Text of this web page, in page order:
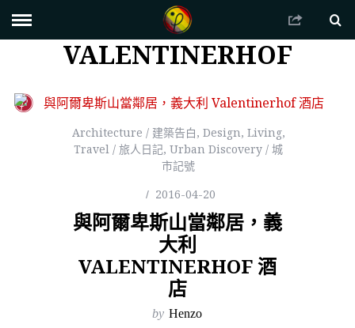
VALENTINERHOF
Architecture / 建築告白, Design, Living,
Travel / 旅人日記,Urban Discovery / 城
市記號
2016-04-20
與阿爾卑斯山當鄰居，義
大利
VALENTINERHOF 酒
店
by Henzo